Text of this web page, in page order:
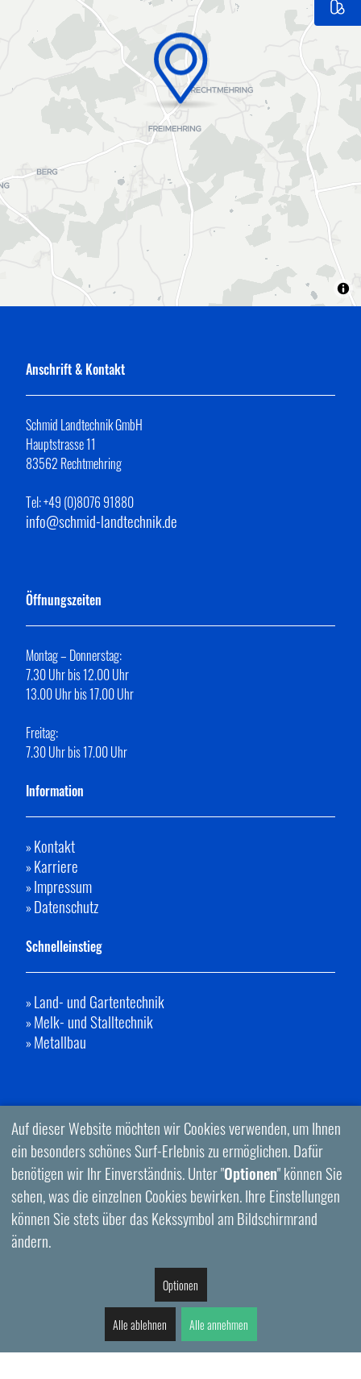
Anschrift & Kontakt
Schmid Landtechnik GmbH
Hauptstrasse 11
83562 Rechtmehring
Tel: +49 (0)8076 91880
info@schmid-landtechnik.de
Öffnungszeiten
Montag – Donnerstag:
7.30 Uhr bis 12.00 Uhr
13.00 Uhr bis 17.00 Uhr
Freitag:
7.30 Uhr bis 17.00 Uhr
Information
»Kontakt
»Karriere
»Impressum
»Datenschutz
Schnelleinstieg
»Land- und Gartentechnik
»Melk- und Stalltechnik
»Metallbau
Auf dieser Website möchten wir Cookies verwenden, um Ihnen
ein besonders schönes Surf-Erlebnis zu ermöglichen. Dafür
benötigen wir Ihr Einverständnis. Unter "Optionen" können Sie
sehen, was die einzelnen Cookies bewirken. Ihre Einstellungen
können Sie stets über das Kekssymbol am Bildschirmrand
ändern.
Optionen
Alle ablehnen Alle annehmen